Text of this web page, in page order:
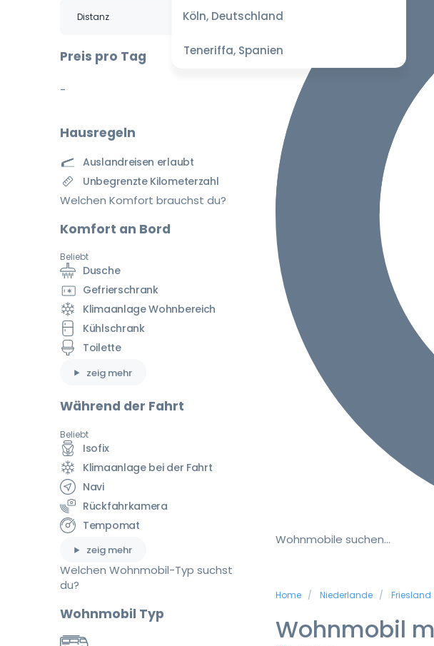
Köln, Deutschland
Teneriffa, Spanien
Wohnmobile suchen…
Home Niederlande Friesland
Wohnmobil
Preis pro Tag
-
Hausregeln
Auslandreisen erlaubt
Unbegrenzte Kilometerzahl
Welchen Komfort brauchst du?
Komfort an Bord
Beliebt
Dusche
Gefrierschrank
Klimaanlage Wohnbereich
Kühlschrank
Toilette
zeig mehr
Während der Fahrt
Beliebt
Isofix
Klimaanlage bei der Fahrt
Navi
Rückfahrkamera
Tempomat
zeig mehr
Welchen Wohnmobil-Typ suchst
du?
Wohnmobil Typ